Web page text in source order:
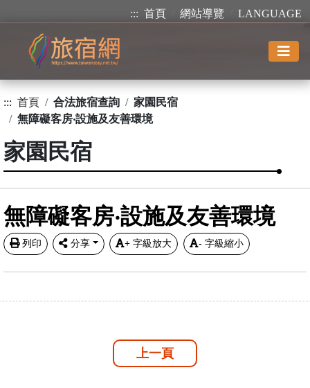
::: 首頁 網站導覽 LANGUAGE
::: 首頁 合法旅宿查詢
家園民宿
無障礙客房‧設施及友善環境
家園民宿
無障礙客房‧設施及友善環境
列印 分享 + 字級放大 - 字級縮小
上一頁